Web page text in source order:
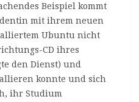
Beispiel kommt
mit ihrem neuen
Ubuntu nicht
CD ihres
den Dienst) und
konnte und sich
ihr Studium